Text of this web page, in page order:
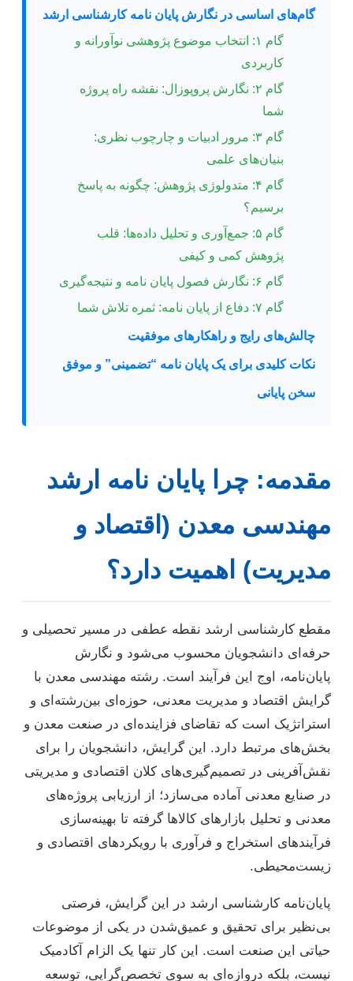
گام‌های اساسی در نگارش پایان نامه کارشناسی ارشد
گام ۱: انتخاب موضوع پژوهشی نوآورانه و
کاربردی
گام ۲: نگارش پروپوزال: نقشه راه پروژه
شما
گام ۳: مرور ادبیات و چارچوب نظری:
بنیان‌های علمی
گام ۴: متدولوژی پژوهش: چگونه به پاسخ
برسیم؟
گام ۵: جمع‌آوری و تحلیل داده‌ها: قلب
پژوهش کمی و کیفی
گام ۶: نگارش فصول پایان نامه و نتیجه‌گیری
گام ۷: دفاع از پایان نامه: ثمره تلاش شما
چالش‌های رایج و راهکارهای موفقیت
نکات کلیدی برای یک پایان نامه “تضمینی” و موفق
سخن پایانی
مقدمه: چرا پایان نامه ارشد
مهندسی معدن (اقتصاد و
مدیریت) اهمیت دارد؟
مقطع کارشناسی ارشد نقطه عطفی در مسیر تحصیلی و
حرفه‌ای دانشجویان محسوب می‌شود و نگارش
پایان‌نامه، اوج این فرآیند است. رشته مهندسی معدن با
گرایش اقتصاد و مدیریت معدنی، حوزه‌ای بین‌رشته‌ای و
استراتژیک است که تقاضای فزاینده‌ای در صنعت معدن و
بخش‌های مرتبط دارد. این گرایش، دانشجویان را برای
نقش‌آفرینی در تصمیم‌گیری‌های کلان اقتصادی و مدیریتی
در صنایع معدنی آماده می‌سازد؛ از ارزیابی پروژه‌های
معدنی و تحلیل بازارهای کالاها گرفته تا بهینه‌سازی
فرآیندهای استخراج و فرآوری با رویکردهای اقتصادی و
زیست‌محیطی.
پایان‌نامه کارشناسی ارشد در این گرایش، فرصتی
بی‌نظیر برای تحقیق و عمیق‌شدن در یکی از موضوعات
حیاتی این صنعت است. این کار تنها یک الزام آکادمیک
نیست، بلکه دروازه‌ای به سوی تخصص‌گرایی، توسعه